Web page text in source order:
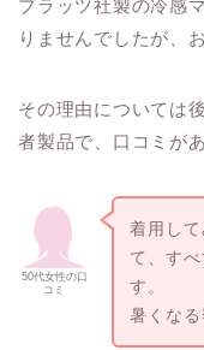
プラッツ社製の冷感
りませんでしたが、
その理由については
者製品で、口コミが
50代女性の口
コミ
着用し
て、す
す。
暑くなる